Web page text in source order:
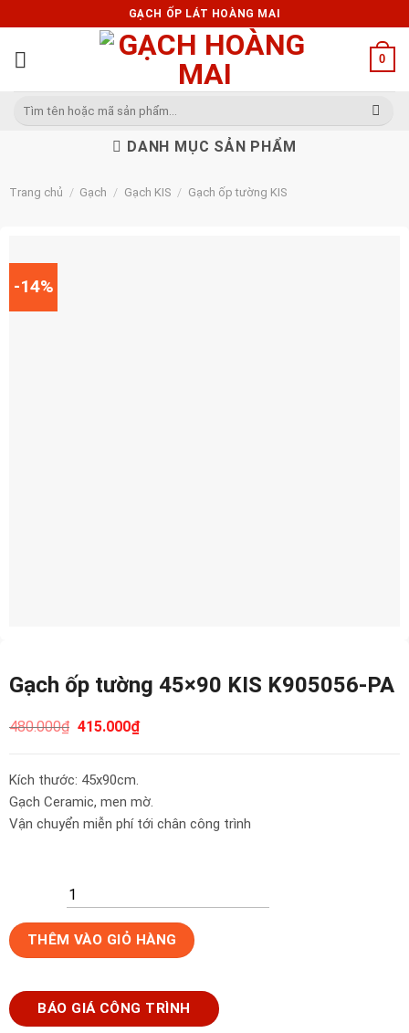
to
content
GẠCH ỐP LÁT HOÀNG MAI
0
Tìm
DANH MỤC SẢN PHẨM
Trang chủ / Gạch / Gạch KIS / Gạch ốp tường KIS
-14%
Gạch ốp tường 45×90 KIS K905056-PA
480.000₫ 415.000₫
Kích thước: 45x90cm.
Gạch Ceramic, men mờ.
Vận chuyển miễn phí tới chân công trình
Gạch
ốp
45x90
KIS
THÊM VÀO GIỎ HÀNG
BÁO GIÁ CÔNG TRÌNH